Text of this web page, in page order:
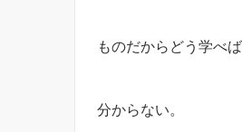
ものだからどう学べ
分からない。